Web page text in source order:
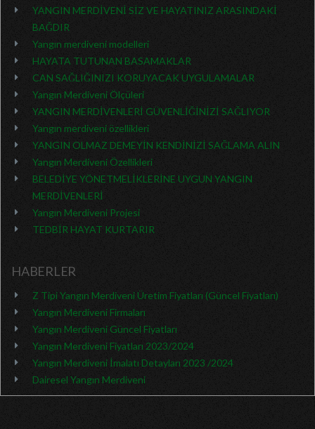
YANGIN MERDİVENİ SİZ VE HAYATINIZ ARASINDAKİ
BAĞDIR
Yangın merdiveni modelleri
HAYATA TUTUNAN BASAMAKLAR
CAN SAĞLIĞINIZI KORUYACAK UYGULAMALAR
Yangın Merdiveni Ölçüleri
YANGIN MERDİVENLERİ GÜVENLİĞİNİZİ SAĞLIYOR
Yangın merdiveni özellikleri
YANGIN OLMAZ DEMEYİN KENDİNİZİ SAĞLAMA ALIN
Yangın Merdiveni Özellikleri
BELEDİYE YÖNETMELİKLERİNE UYGUN YANGIN
MERDİVENLERİ
Yangın Merdiveni Projesi
TEDBİR HAYAT KURTARIR
HABERLER
Z Tipi Yangın Merdiveni Üretim Fiyatları (Güncel Fiyatları)
Yangın Merdiveni Firmaları
Yangın Merdiveni Güncel Fiyatları
Yangın Merdiveni Fiyatları 2023/2024
Yangın Merdiveni İmalatı Detayları 2023 /2024
Dairesel Yangın Merdiveni